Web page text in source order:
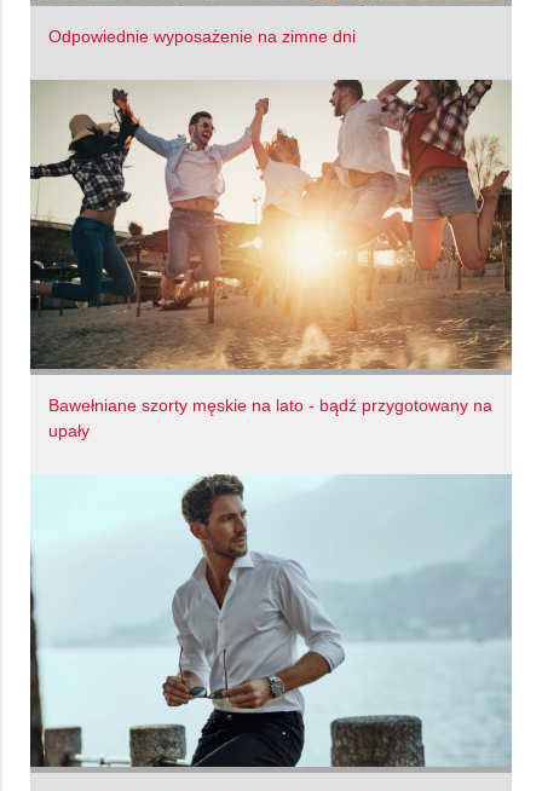
Odpowiednie wyposażenie na zimne dni
Bawełniane szorty męskie na lato - bądź przygotowany na
upały